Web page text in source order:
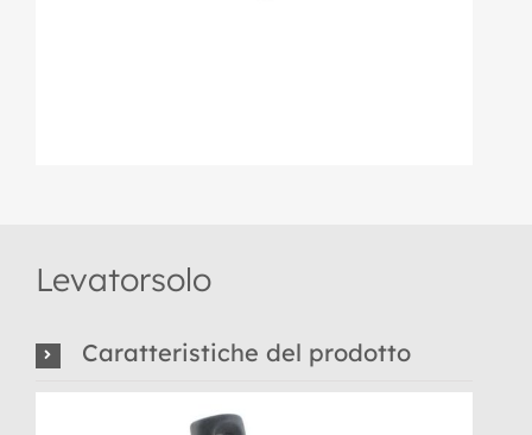
Levatorsolo
Caratteristiche del prodotto